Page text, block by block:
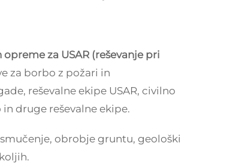
za USAR (reševanje pri
za borbo z požari in
reševalne ekipe USAR, civilno
druge reševalne ekipe.
obrobje gruntu, geološki